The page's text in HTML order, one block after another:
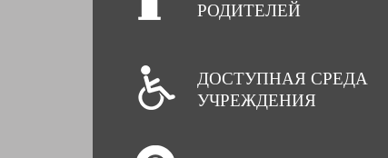
РОДИТЕЛЕЙ
ДОСТУПНАЯ СРЕДА
УЧРЕЖДЕНИЯ